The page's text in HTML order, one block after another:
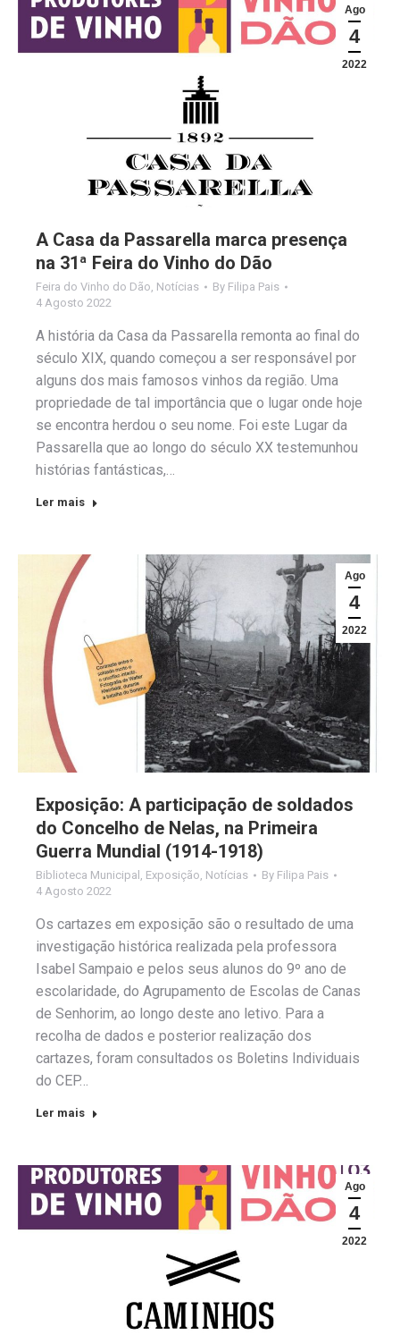
Ago
4
2022
A Casa da Passarella marca presença
na 31ª Feira do Vinho do Dão
Feira do Vinho do Dão Notícias By Filipa Pais
4 Agosto 2022
A história da Casa da Passarella remonta ao final do
século XIX, quando começou a ser responsável por
alguns dos mais famosos vinhos da região. Uma
propriedade de tal importância que o lugar onde hoje
se encontra herdou o seu nome. Foi este Lugar da
Passarella que ao longo do século XX testemunhou
histórias fantásticas,…
Ler mais
Ago
4
2022
Exposição: A participação de soldados
do Concelho de Nelas, na Primeira
Guerra Mundial (1914-1918)
Biblioteca Municipal , Exposição, Notícias By Filipa Pais
4 Agosto 2022
Os cartazes em exposição são o resultado de uma
investigação histórica realizada pela professora
Isabel Sampaio e pelos seus alunos do 9º ano de
escolaridade, do Agrupamento de Escolas de Canas
de Senhorim, ao longo deste ano letivo. Para a
recolha de dados e posterior realização dos
cartazes, foram consultados os Boletins Individuais
do CEP…
Ler mais
Ago
4
2022